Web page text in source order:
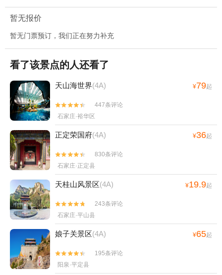
暂无报价
暂无门票预订，我们正在努力补充
看了该景点的人还看了
天山海世界(4A) ¥79起


447条评论
石家庄·裕华区
正定荣国府(4A) ¥36起


830条评论
石家庄·正定县
天桂山风景区(4A) ¥19.9起


243条评论
石家庄·平山县
娘子关景区(4A) ¥65起


195条评论
阳泉·平定县